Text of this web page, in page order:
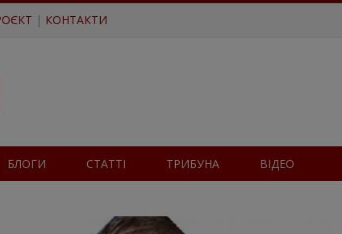
| КОНТАКТИ
БЛОГИ СТАТТІ ТРИБУНА ВІДЕО